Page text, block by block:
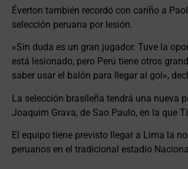
Éverton también recordó con cariño a
selección peruana por lesión.
«Sin duda es un gran jugador. Tuve la
está lesionado, pero Perú tiene otros
saber usar el balón para llegar al gol»,
La selección brasileña tendrá una nueva
Joaquim Grava, de Sao Paulo, en la que
El equipo tiene previsto llegar a Lima la
peruanos en el tradicional estadio